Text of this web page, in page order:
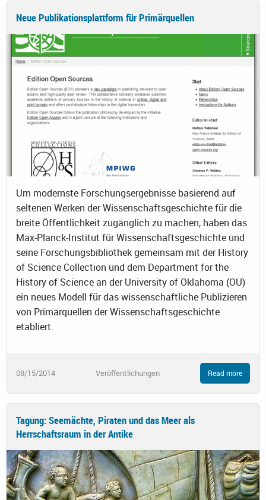
Neue Publikationsplattform für Primärquellen
Um modernste Forschungsergebnisse basierend auf
seltenen Werken der Wissenschaftsgeschichte für die
breite Öffentlichkeit zugänglich zu machen, haben das
Max-Planck-Institut für Wissenschaftsgeschichte und
seine Forschungsbibliothek gemeinsam mit der History
of Science Collection und dem Department for the
History of Science an der University of Oklahoma (OU)
ein neues Modell für das wissenschaftliche Publizieren
von Primärquellen der Wissenschaftsgeschichte
etabliert.
08/15/2014 Veröffentlichungen Read more
Tagung: Seemächte, Piraten und das Meer als
Herrschaftsraum in der Antike